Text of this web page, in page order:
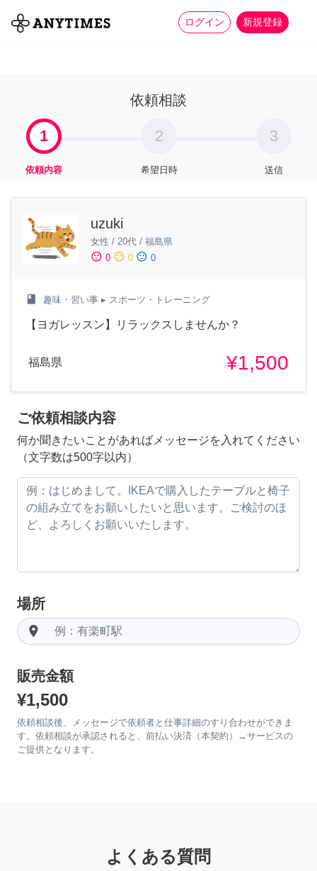
ログイン 新規登録
全て 家事 more_horiz
依頼相談
1
依頼内容
2
希望日時
3
送信
uzuki
女性 / 20代 / 福島県
sentiment_satisfied 0 sentiment_neutral 0 sentiment_dissatisfied 0
class 趣味・習い事 ▸ スポーツ・トレーニング
【ヨガレッスン】リラックスしませんか？
福島県 ¥1,500
ご依頼相談内容
何か聞きたいことがあればメッセージを入れてください
（文字数は500字以内）
場所
room
販売金額
¥1,500
依頼相談後、メッセージで依頼者と仕事詳細のすり合わせができま
す。依頼相談が承認されると、前払い決済（本契約）→サービスの
ご提供となります。
よくある質問